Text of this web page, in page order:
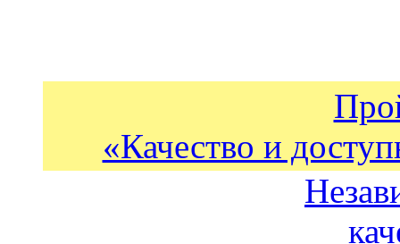
«Качество и